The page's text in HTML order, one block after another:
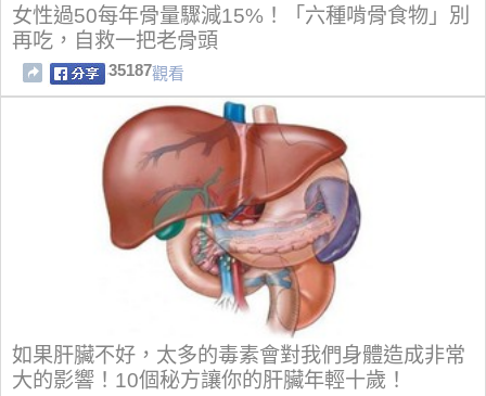
女性過50每年骨量驟減15%！「六種啃骨食物」別
再吃，自救一把老骨頭
35187觀看
如果肝臟不好，太多的毒素會對我們身體造成非常
大的影響！10個秘方讓你的肝臟年輕十歲！